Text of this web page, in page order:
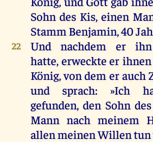
Sohn des Kis,einen
Stamm Benjamin, 40
22 Und nachdem er ihn
hatte, erweckteer ihnen
König,vondem erauch
und
sprach: »Ich
gefunden, den Sohn des
Mann nach meinem
allenmeinenWillentun